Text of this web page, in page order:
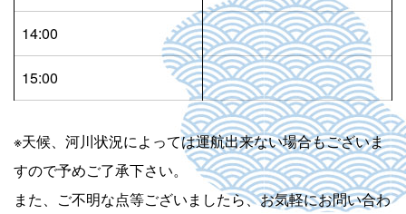
14:00
15:00
※天候、河川状況によっては運航出来ない場合もございま
すので予めご了承下さい。
また、ご不明な点等ございましたら、お気軽にお問い合わ